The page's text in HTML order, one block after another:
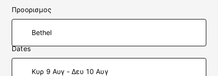
Προορισμος
Dates
Κυρ 9 Αυγ - Δευ 10 Αυγ